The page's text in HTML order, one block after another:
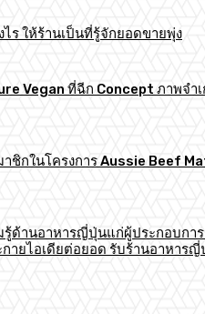
ร ให้ร้านเป็นที่รู้จักยอดขายพุ่ง
Vegan ที่ฉีก Concept ภาพจำเ
าชิกในโครงการ Aussie Beef
รู้ด้านอาหารญี่ปุ่นแก่ผู้ประกอบกา
ายไอเดียต่อยอด รับร้านอาหาร